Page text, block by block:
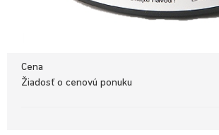
Cena
Žiadosť o cenovú ponuku